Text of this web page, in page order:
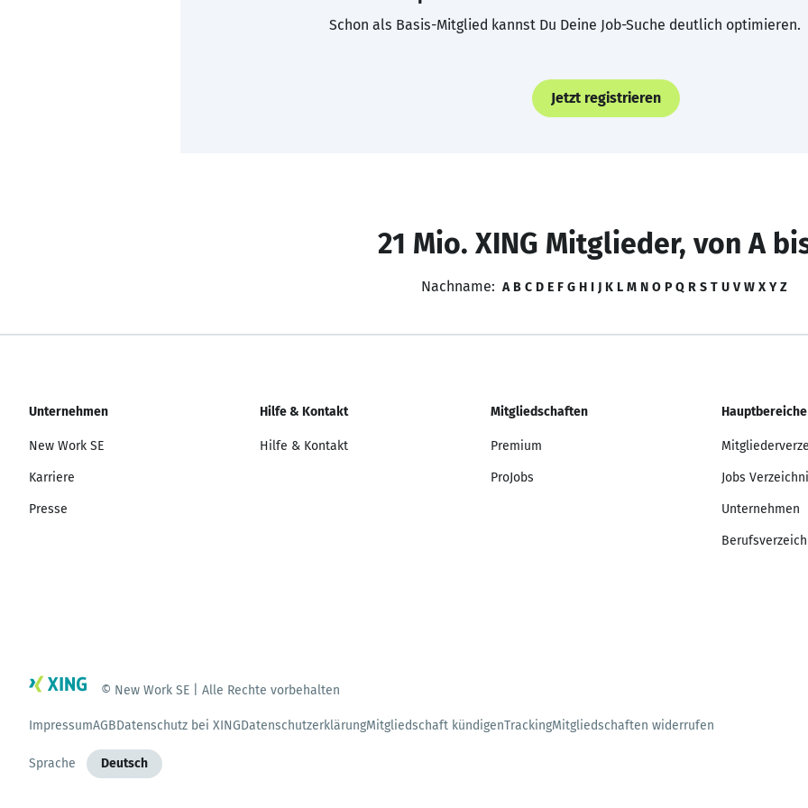
Schon als Basis-Mitglied kannst Du Deine Job-Suche deutlich optimieren.
Jetzt registrieren
21 Mio. XING Mitglieder, von A
Nachname: A B C D E F G H I J K L M N O P Q R S T U V W X Y Z
Unternehmen
New Work SE
Karriere
Presse
Hilfe & Kontakt
Hilfe & Kontakt
Mitgliedschaften
Premium
ProJobs
Hauptbereiche
Jobs
Unternehmen
© New Work SE | Alle Rechte vorbehalten
ImpressumAGBDatenschutz bei XINGDatenschutzerklärungMitgliedschaft kündigenTrackingMitgliedschaften widerrufen
Sprache Deutsch